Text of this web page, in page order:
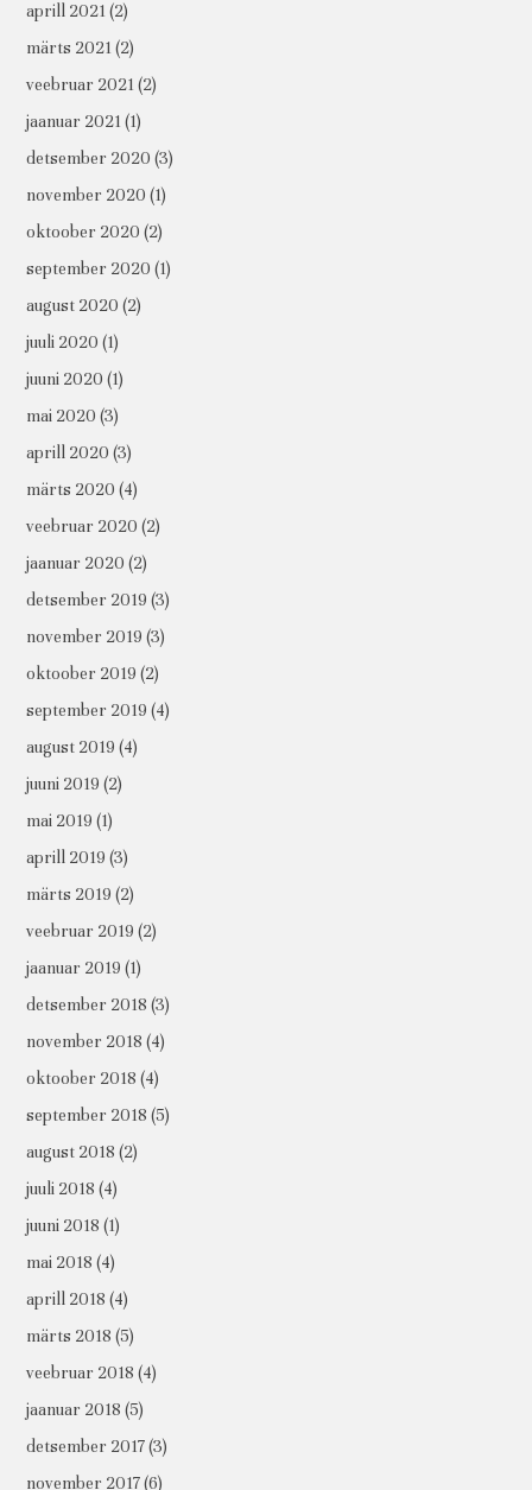
aprill 2021(2)
märts 2021(2)
veebruar 2021(2)
jaanuar 2021(1)
detsember 2020 (3)
november 2020 (1)
oktoober 2020 (2)
september 2020 (1)
august 2020 (2)
juuli 2020 (1)
juuni 2020 (1)
mai 2020 (3)
aprill 2020 (3)
märts 2020 (4)
veebruar 2020 (2)
jaanuar 2020 (2)
detsember 2019 (3)
november 2019 (3)
oktoober 2019 (2)
september 2019 (4)
august 2019 (4)
juuni 2019 (2)
mai 2019 (1)
aprill 2019 (3)
märts 2019 (2)
veebruar 2019 (2)
jaanuar 2019 (1)
detsember 2018 (3)
november 2018 (4)
oktoober 2018 (4)
september 2018 (5)
august 2018 (2)
juuli 2018 (4)
juuni 2018 (1)
mai 2018 (4)
aprill 2018 (4)
märts 2018 (5)
veebruar 2018 (4)
jaanuar 2018 (5)
detsember 2017(3)
november 2017(6)